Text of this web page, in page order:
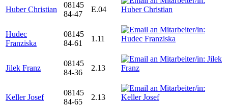
Huber Christian
08145
84-47
E.04
Hudec
Franziska
08145
84-61
1.11
Jilek Franz
08145
84-36
2.13
Keller Josef
08145
84-65
2.13